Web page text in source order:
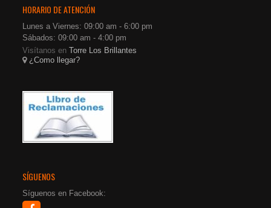
HORARIO DE ATENCIÓN
Lunes a Viernes: 09:00 am - 6:00 pm
Sábados: 09:00 am - 4:00 pm
Visítanos enTorre Los Brillantes
¿Como llegar?
SÍGUENOS
Síguenos en Facebook: